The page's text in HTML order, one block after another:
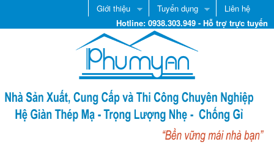
Giới thiệu Tuyển dụng
Liên hệ
Hotline: 0938.303.949 - Hỗ trợ trực tuyến